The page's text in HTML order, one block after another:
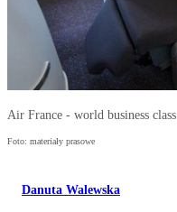
Air France - world business class
Foto: materiały prasowe
Danuta Walewska